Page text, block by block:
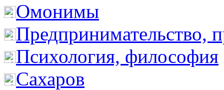
Омонимы
Предпринимательство,
Психология, философия
Сахаров